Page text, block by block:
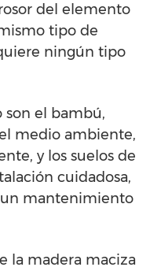
del elemento
tipo de
ningún tipo
son el bambú,
medio ambiente,
y los suelos de
cuidadosa,
mantenimiento
la madera maciza